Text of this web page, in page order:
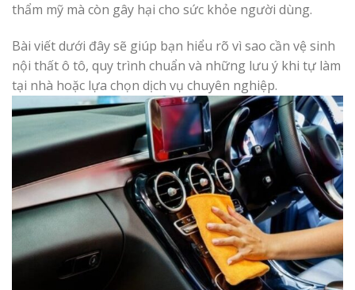
thẩm mỹ mà còn gây hại cho sức khỏe người dùng.
Bài viết dưới đây sẽ giúp bạn hiểu rõ vì sao cần vệ sinh
nội thất ô tô, quy trình chuẩn và những lưu ý khi tự làm
tại nhà hoặc lựa chọn dịch vụ chuyên nghiệp.